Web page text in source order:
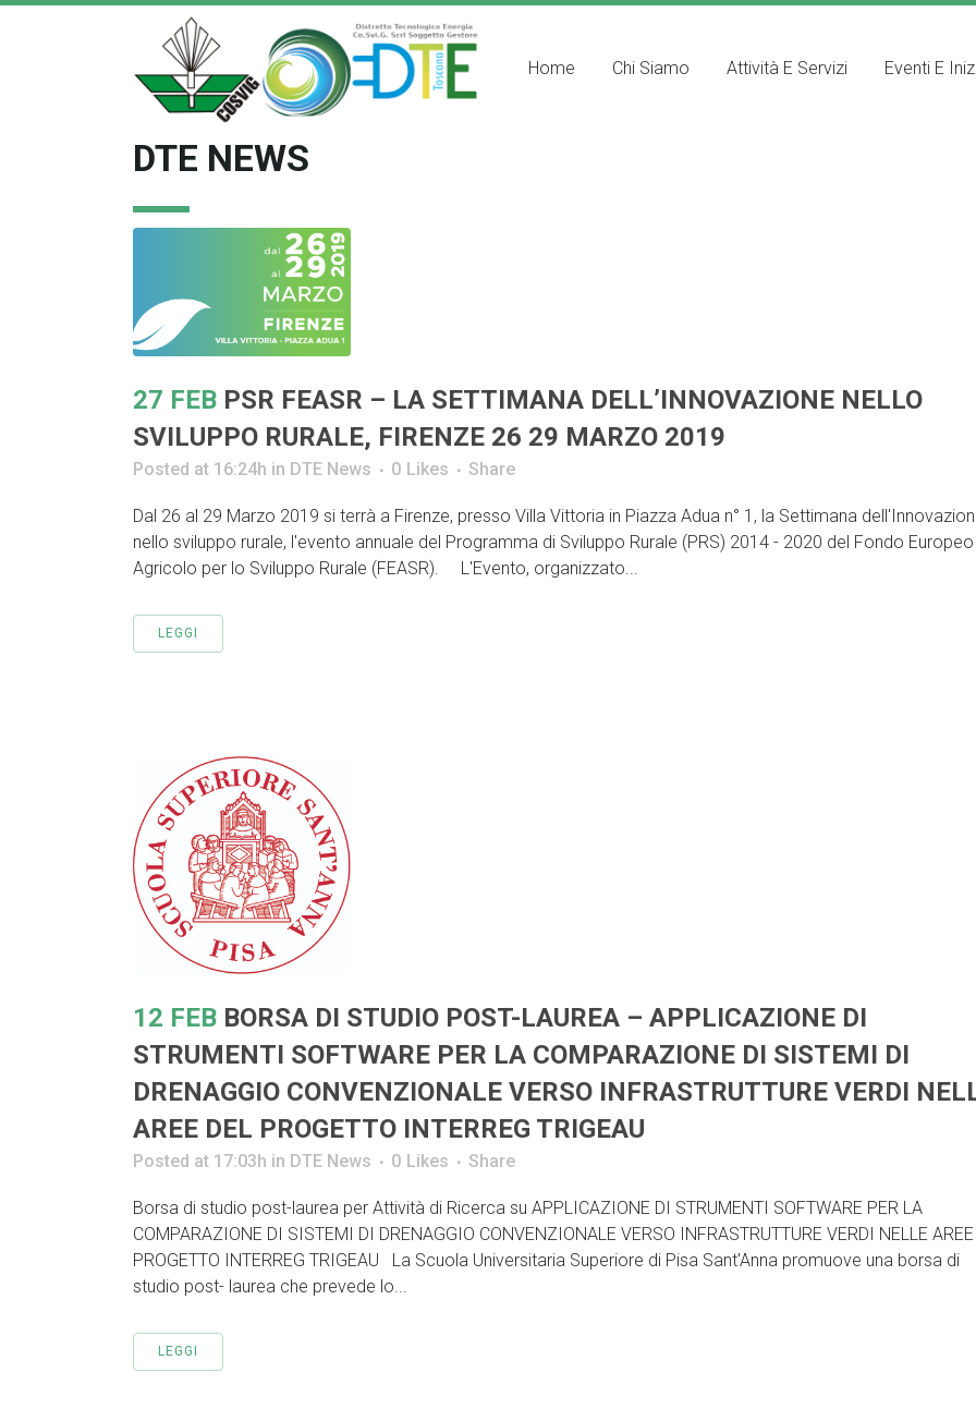
Home Chi Siamo Attività E Servizi Eventi E
DTE NEWS
27 FEB PSR FEASR – LA SETTIMANA DELL’INNOVAZIONE NELLO
SVILUPPO RURALE, FIRENZE 26 29 MARZO 2019
Posted at 16:24h in DTE News 0 Likes Share
Dal 26 al 29 Marzo 2019 si terrà a Firenze, presso Villa Vittoria in Piazza Adua n° 1, la Settimana
nello sviluppo rurale, l'evento annuale del Programma di Sviluppo Rurale (PRS) 2014 - 2020 del Fondo Europeo
Agricolo per lo Sviluppo Rurale (FEASR). L'Evento, organizzato...
LEGGI
12 FEB BORSA DI STUDIO POST-LAUREA – APPLICAZIONE DI
STRUMENTI SOFTWARE PER LA COMPARAZIONE DI SISTEMI DI
DRENAGGIO CONVENZIONALE VERSO INFRASTRUTTURE VERDI
AREE DEL PROGETTO INTERREG TRIGEAU
Posted at 17:03h in DTE News 0 Likes Share
Borsa di studio post-laurea per Attività di Ricerca su APPLICAZIONE DI STRUMENTI SOFTWARE PER LA
COMPARAZIONE DI SISTEMI DI DRENAGGIO CONVENZIONALE VERSO INFRASTRUTTURE VERDI NELLE
PROGETTO INTERREG TRIGEAU La Scuola Universitaria Superiore di Pisa Sant'Anna promuove una borsa di
studio post- laurea che prevede lo...
LEGGI